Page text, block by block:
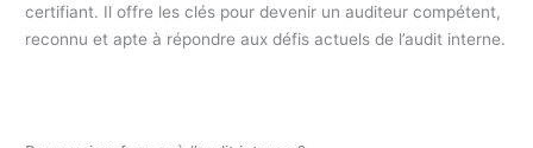
certifiant. Il offre les clés pour devenir un auditeur compétent,
reconnu et apte à répondre aux défis actuels de l’audit interne.